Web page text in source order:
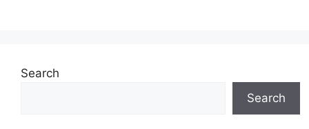
Search
Search